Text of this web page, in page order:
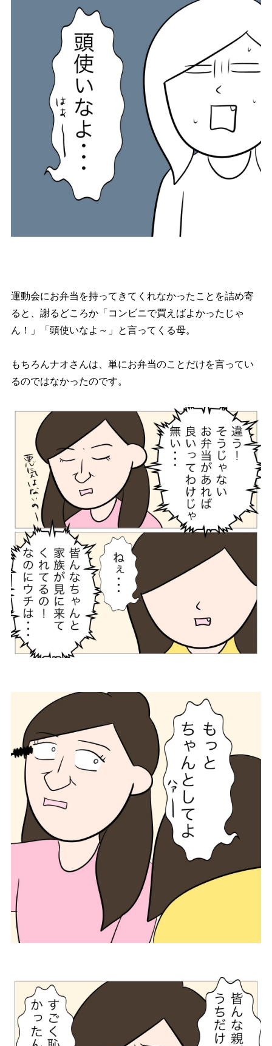
運動会にお弁当を持ってきてくれなかったことを詰め寄
ると、謝るどころか「コンビニで買えばよかったじゃ
ん！」「頭使いなよ～」と言ってくる母。
もちろんナオさんは、単にお弁当のことだけを言ってい
るのではなかったのです。